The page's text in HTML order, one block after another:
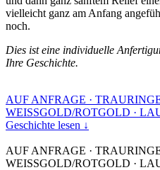
vielleicht ganz am Anfang
noch.
Dies ist eine individuelle
Ihre Geschichte.
AUF ANFRAGE ·
WEISSGOLD/ROTGOLD ·
Geschichte lesen ↓
AUF ANFRAGE ·
WEISSGOLD/ROTGOLD ·